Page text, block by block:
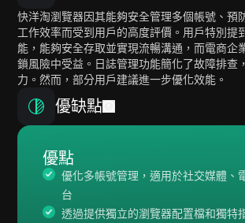
快洋淘瀏覽器因其能夠安全管理多個帳號、預
工作效率而受到用戶的高度評價。用戶特別提
能，能夠安全存取並實現流暢溝通，而電商企
鎖風險中受益。日誌管理功能簡化了故障排查
力。然而，部分用戶建議進一步優化效能。
優缺點
優點
優化多帳號管理，適用於社交媒體、
台
透過提供獨立的瀏覽器配置檔和獨特